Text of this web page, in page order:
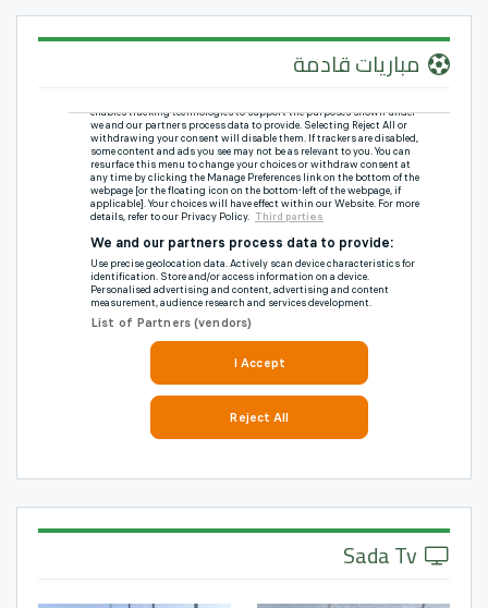
مباريات قادمة